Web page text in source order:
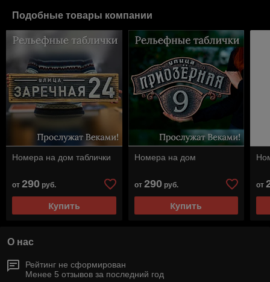
Подобные товары компании
Номера на дом таблички
от 290 руб.
Купить
Номера на дом
от 290руб.
Купить
от
О нас
Рейтинг не сформирован
Менее 5 отзывов за последний год